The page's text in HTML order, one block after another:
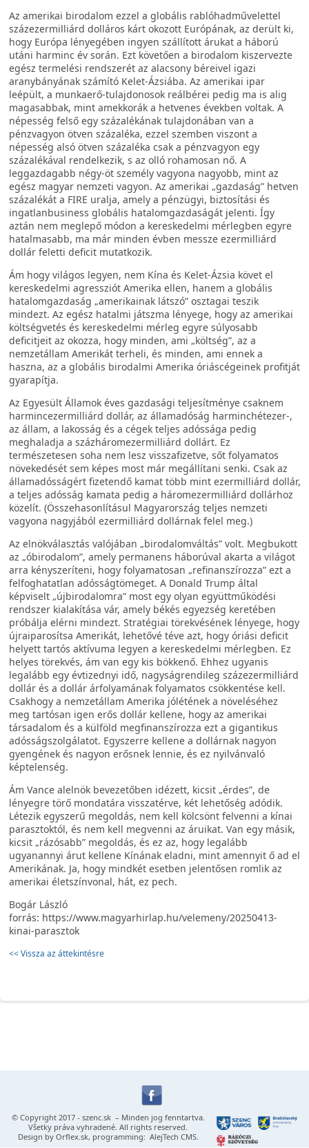
Az amerikai birodalom ezzel a globális rablóhadművelettel
százezermilliárd dolláros kárt okozott Európának, az derült ki,
hogy Európa lényegében ingyen szállított árukat a háború
utáni harminc év során. Ezt követően a birodalom kiszervezte
egész termelési rendszerét az alacsony béreivel igazi
aranybányának számító Kelet-Ázsiába. Az amerikai ipar
leépült, a munkaerő-tulajdonosok reálbérei pedig ma is alig
magasabbak, mint amekkorák a hetvenes években voltak. A
népesség felső egy százalékának tulajdonában van a
pénzvagyon ötven százaléka, ezzel szemben viszont a
népesség alsó ötven százaléka csak a pénzvagyon egy
százalékával rendelkezik, s az olló rohamosan nő. A
leggazdagabb négy-öt személy vagyona nagyobb, mint az
egész magyar nemzeti vagyon. Az amerikai „gazdaság” hetven
százalékát a FIRE uralja, amely a pénzügyi, biztosítási és
ingatlanbusiness globális hatalomgazdaságát jelenti. Így
aztán nem meglepő módon a kereskedelmi mérlegben egyre
hatalmasabb, ma már minden évben messze ezermilliárd
dollár feletti deficit mutatkozik.
Ám hogy világos legyen, nem Kína és Kelet-Ázsia követ el
kereskedelmi agressziót Amerika ellen, hanem a globális
hatalomgazdaság „amerikainak látszó” osztagai teszik
mindezt. Az egész hatalmi játszma lényege, hogy az amerikai
költségvetés és kereskedelmi mérleg egyre súlyosabb
deficitjeit az okozza, hogy minden, ami „költség”, az a
nemzetállam Amerikát terheli, és minden, ami ennek a
haszna, az a globális birodalmi Amerika óriáscégeinek profitját
gyarapítja.
Az Egyesült Államok éves gazdasági teljesítménye csaknem
harmincezermilliárd dollár, az államadóság harminchétezer-,
az állam, a lakosság és a cégek teljes adóssága pedig
meghaladja a százháromezermilliárd dollárt. Ez
természetesen soha nem lesz visszafizetve, sőt folyamatos
növekedését sem képes most már megállítani senki. Csak az
államadósságért fizetendő kamat több mint ezermilliárd dollár,
a teljes adósság kamata pedig a háromezermilliárd dollárhoz
közelít. (Összehasonlításul Magyarország teljes nemzeti
vagyona nagyjából ezermilliárd dollárnak felel meg.)
Az elnökválasztás valójában „birodalomváltás” volt. Megbukott
az „óbirodalom”, amely permanens háborúval akarta a világot
arra kényszeríteni, hogy folyamatosan „refinanszírozza” ezt a
felfoghatatlan adósságtömeget. A Donald Trump által
képviselt „újbirodalomra” most egy olyan együttműködési
rendszer kialakítása vár, amely békés egyezség keretében
próbálja elérni mindezt. Stratégiai törekvésének lényege, hogy
újraiparosítsa Amerikát, lehetővé téve azt, hogy óriási deficit
helyett tartós aktívuma legyen a kereskedelmi mérlegben. Ez
helyes törekvés, ám van egy kis bökkenő. Ehhez ugyanis
legalább egy évtizednyi idő, nagyságrendileg százezermilliárd
dollár és a dollár árfolyamának folyamatos csökkentése kell.
Csakhogy a nemzetállam Amerika jólétének a növeléséhez
meg tartósan igen erős dollár kellene, hogy az amerikai
társadalom és a külföld megfinanszírozza ezt a gigantikus
adósságszolgálatot. Egyszerre kellene a dollárnak nagyon
gyengének és nagyon erősnek lennie, és ez nyilvánvaló
képtelenség.
Ám Vance alelnök bevezetőben idézett, kicsit „érdes”, de
lényegre törő mondatára visszatérve, két lehetőség adódik.
Létezik egyszerű megoldás, nem kell kölcsönt felvenni a kínai
parasztoktól, és nem kell megvenni az áruikat. Van egy másik,
kicsit „rázósabb” megoldás, és ez az, hogy legalább
ugyanannyi árut kellene Kínának eladni, mint amennyit ő ad el
Amerikának. Ja, hogy mindkét esetben jelentősen romlik az
amerikai életszínvonal, hát, ez pech.
Bogár László
forrás: https://www.magyarhirlap.hu/velemeny/20250413-
kinai-parasztok
<< Vissza az áttekintésre
© Copyright 2017 - szenc.sk– Minden jog fenntartva.
Všetky práva vyhradené. All rights reserved.
Design by Orflex.sk, programming: AlejTech CMS.